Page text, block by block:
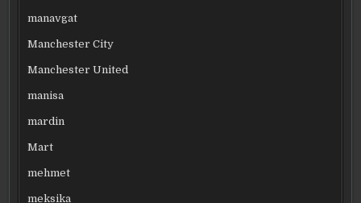
manavgat
Manchester City
Manchester United
manisa
mardin
Mart
mehmet
meksika